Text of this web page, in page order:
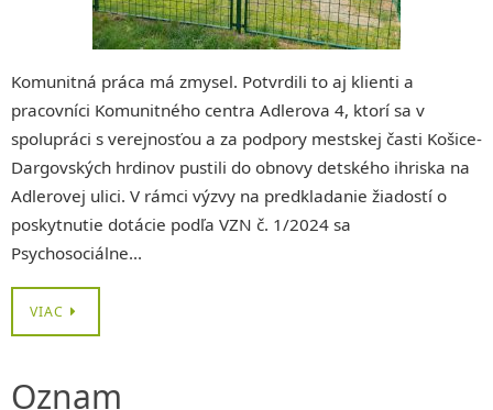
Komunitná práca má zmysel. Potvrdili to aj klienti a
pracovníci Komunitného centra Adlerova 4, ktorí sa v
spolupráci s verejnosťou a za podpory mestskej časti Košice-
Dargovských hrdinov pustili do obnovy detského ihriska na
Adlerovej ulici. V rámci výzvy na predkladanie žiadostí o
poskytnutie dotácie podľa VZN č. 1/2024 sa
Psychosociálne…
VIAC
Oznam